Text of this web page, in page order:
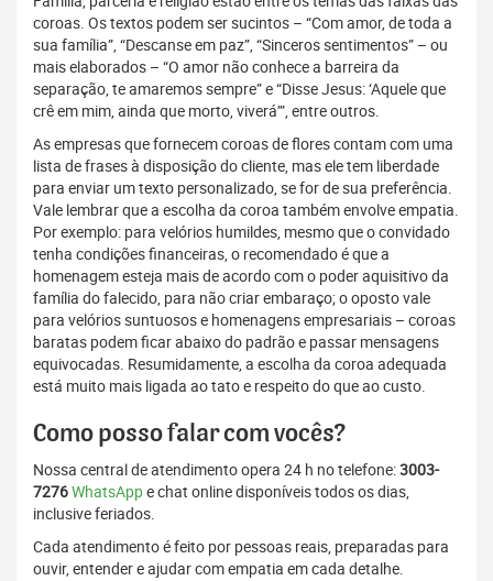
coroas. Os textos podem ser sucintos – “Com amor, de toda a
sua família”, “Descanse em paz”, “Sinceros sentimentos” – ou
mais elaborados – “O amor não conhece a barreira da
separação, te amaremos sempre” e “Disse Jesus: ‘Aquele que
crê em mim, ainda que morto, viverá’”, entre outros.
As empresas que fornecem coroas de flores contam com uma
lista de frases à disposição do cliente, mas ele tem liberdade
para enviar um texto personalizado, se for de sua preferência.
Vale lembrar que a escolha da coroa também envolve empatia.
Por exemplo: para velórios humildes, mesmo que o convidado
tenha condições financeiras, o recomendado é que a
homenagem esteja mais de acordo com o poder aquisitivo da
família do falecido, para não criar embaraço; o oposto vale
para velórios suntuosos e homenagens empresariais – coroas
baratas podem ficar abaixo do padrão e passar mensagens
equivocadas. Resumidamente, a escolha da coroa adequada
está muito mais ligada ao tato e respeito do que ao custo.
Como posso falar com vocês?
Nossa central de atendimento opera 24 h no telefone:3003-
7276WhatsAppe chat online disponíveis todos os dias,
inclusive feriados.
Cada atendimento é feito por pessoas reais, preparadas para
ouvir, entender e ajudar com empatia em cada detalhe.